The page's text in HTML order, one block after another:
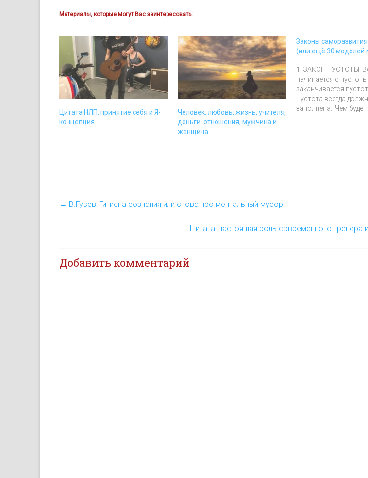
Материалы, которые могут Вас заинтересовать:
Цитата НЛП: принятие себя и Я-
концепция
Человек: любовь, жизнь, учителя,
деньги, отношения, мужчина и
женщина
Законы
(или ещё 30 моделей
1. ЗАКОН ПУСТОТЫ.
начинается с
заканчивается
Пустота всегда
заполнена. Чем
← В.Гусев: Гигиена сознания или снова про ментальный мусор
Цитата: настоящая роль современного тренера
Добавить комментарий